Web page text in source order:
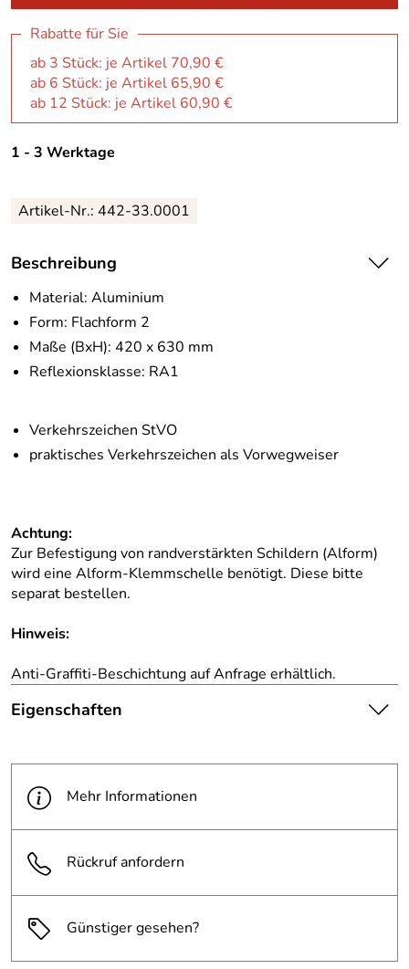
Rabatte für Sie
ab 3 Stück: je Artikel 70,90 €
ab 6 Stück: je Artikel 65,90 €
ab 12 Stück: je Artikel 60,90 €
1 - 3 Werktage
Artikel-Nr.: 442-33.0001
Beschreibung
Material: Aluminium
Form: Flachform 2
Maße (BxH): 420 x 630 mm
Reflexionsklasse: RA1
Verkehrszeichen StVO
praktisches Verkehrszeichen als Vorwegweiser
Achtung:
Zur Befestigung von randverstärkten Schildern (Alform)
wird eine Alform-Klemmschelle benötigt. Diese bitte
separat bestellen.
Hinweis:
Anti-Graffiti-Beschichtung auf Anfrage erhältlich.
Eigenschaften
Hinweis
Produktbilder:
stellt keine verbindliche
beachten Sie die
Textbeschreibung.
Maße (BxH):
420 x 630 mm
Reflexionsklass
RA1
Mehr Informationen
Rückruf anfordern
Günstiger gesehen?